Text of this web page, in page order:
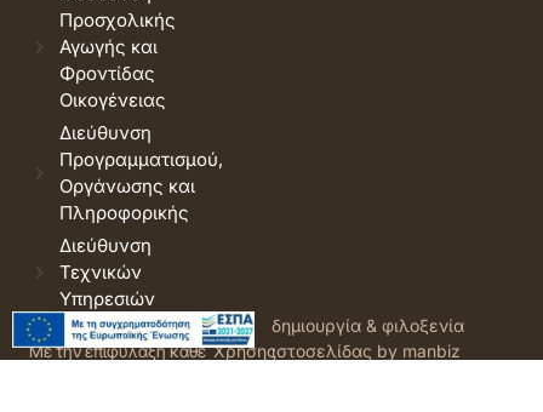
Προσχολικής
Αγωγής και
Φροντίδας
Οικογένειας
Διεύθυνση
Προγραμματισμού,
Οργάνωσης και
Πληροφορικής
Διεύθυνση
Τεχνικών
Υπηρεσιών
© 2026 Δήμος Δράμας.
Με την επιφύλαξη κάθε
Όροι
Χρήσης
δημιουργία & φιλοξενία
ιστοσελίδας by manbiz